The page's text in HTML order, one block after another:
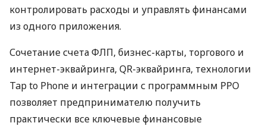
контролировать расходы и управлять финансами
из одного приложения.
Сочетание счета ФЛП, бизнес-карты, торгового и
интернет-эквайринга, QR-эквайринга, технологии
Tap to Phone и интеграции с программным РРО
позволяет предпринимателю получить
практически все ключевые финансовые